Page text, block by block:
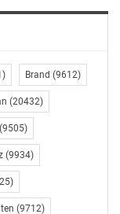
was das
Menschen von
in den
Fraunhofer-
Brand (9612)
(20432)
(9505)
(9934)
(9712)